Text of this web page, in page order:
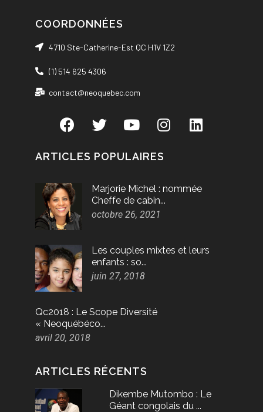
ARTICLES RÉCENTS
Dikembe Mutombo : Le
Géant congolais du ...
ARTICLES POPULAIRES
Marjorie Michel : nommée
Cheffe de cabin...
octobre 26, 2021
Les couples mixtes et leurs
enfants : so...
juin 27, 2018
Qc2018 : Le Scope Diversité
« Neoquébéco...
avril 20, 2018
COORDONNÉES
4710 Ste-Catherine-Est QC H1V 1Z2
(1) 514 625 4306
contact@neoquebec.com